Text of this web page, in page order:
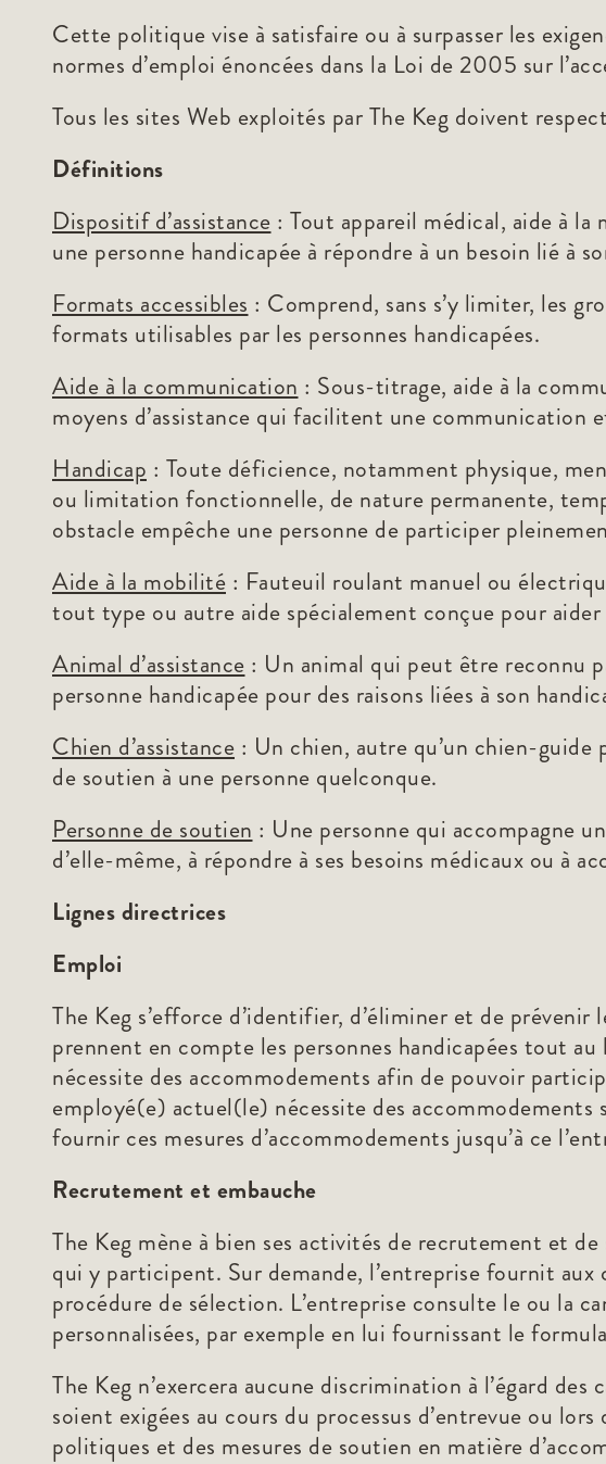
Cette politique vise à satisfaire ou à surpasser les
normes d’emploi énoncées dans la Loi de 2005 sur
Tous les sites Web exploités par The Keg doivent
Définitions
Dispositif d’assistance : Tout appareil médical, aide à
une personne handicapée à répondre à un besoin lié à
Formats accessibles : Comprend, sans s’y limiter, les
formats utilisables par les personnes handicapées.
Aide à la communication : Sous-titrage, aide à la
moyens d’assistance qui facilitent une communication
Handicap : Toute déficience, notamment physique,
ou limitation fonctionnelle, de nature permanente,
obstacle empêche une personne de participer
Aide à la mobilité : Fauteuil roulant manuel ou
tout type ou autre aide spécialement conçue pour
Animal d’assistance : Un animal qui peut être reconnu
personne handicapée pour des raisons liées à son
Chien d’assistance : Un chien, autre qu’un chien-guide
de soutien à une personne quelconque.
Personne de soutien : Une personne qui accompagne
d’elle-même, à répondre à ses besoins médicaux ou à
Lignes directrices
Emploi
The Keg s’efforce d’identifier, d’éliminer et de
prennent en compte les personnes handicapées tout
nécessite des accommodements afin de pouvoir
employé(e) actuel(le) nécessite des accommodements
fournir ces mesures d’accommodements jusqu’à ce
Recrutement et embauche
The Keg mène à bien ses activités de recrutement et
qui y participent. Sur demande, l’entreprise fournit
procédure de sélection. L’entreprise consulte le ou la
personnalisées, par exemple en lui fournissant le
The Keg n’exercera aucune discrimination à l’égard
soient exigées au cours du processus d’entrevue ou
politiques et des mesures de soutien en matière